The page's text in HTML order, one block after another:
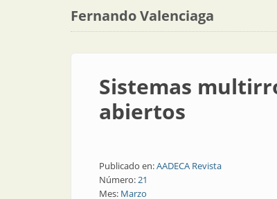
Fernando Valenciaga
Sistemas
abiertos
Publicado en:AADECA Revista
Número:21
Mes: Marzo